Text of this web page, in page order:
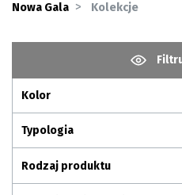
Nowa Gala Kolekcje
Kolor
Typologia
Rodzaj produktu